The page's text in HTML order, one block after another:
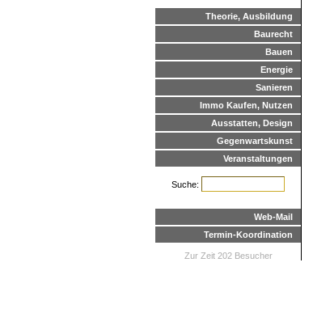
Theorie, Ausbildung
Baurecht
Bauen
Energie
Sanieren
Immo Kaufen, Nutzen
Ausstatten, Design
Gegenwartskunst
Veranstaltungen
Suche:
Web-Mail
Termin-Koordination
Zur Zeit 202 Besucher